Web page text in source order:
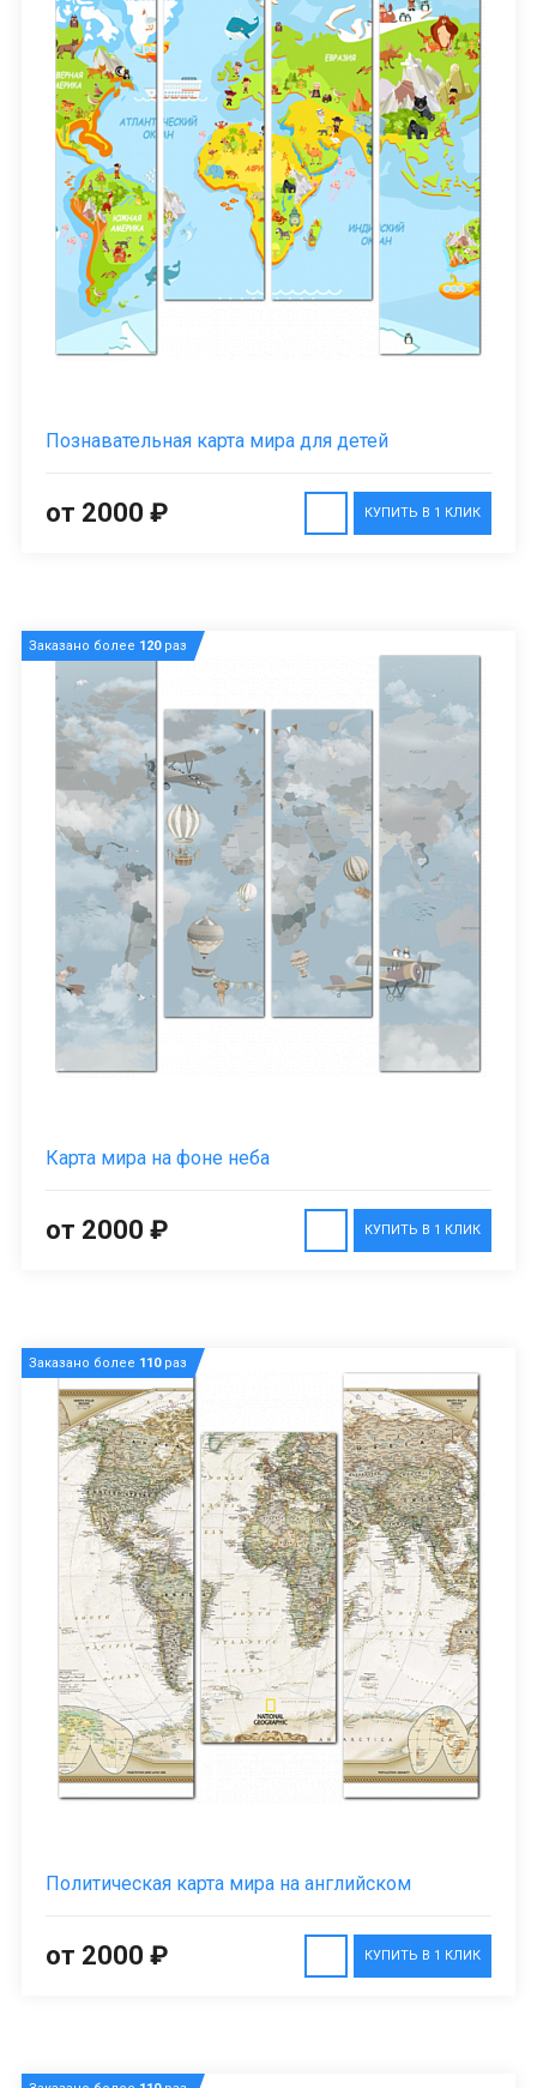
Познавательная карта мира для детей
КУПИТЬ В 1 КЛИК
от 2000 ₽
Заказано более 120раз
Карта мира на фоне неба
КУПИТЬ В 1 КЛИК
от 2000 ₽
Заказано более 110раз
Политическая карта мира на английском
КУПИТЬ В 1 КЛИК
от 2000 ₽